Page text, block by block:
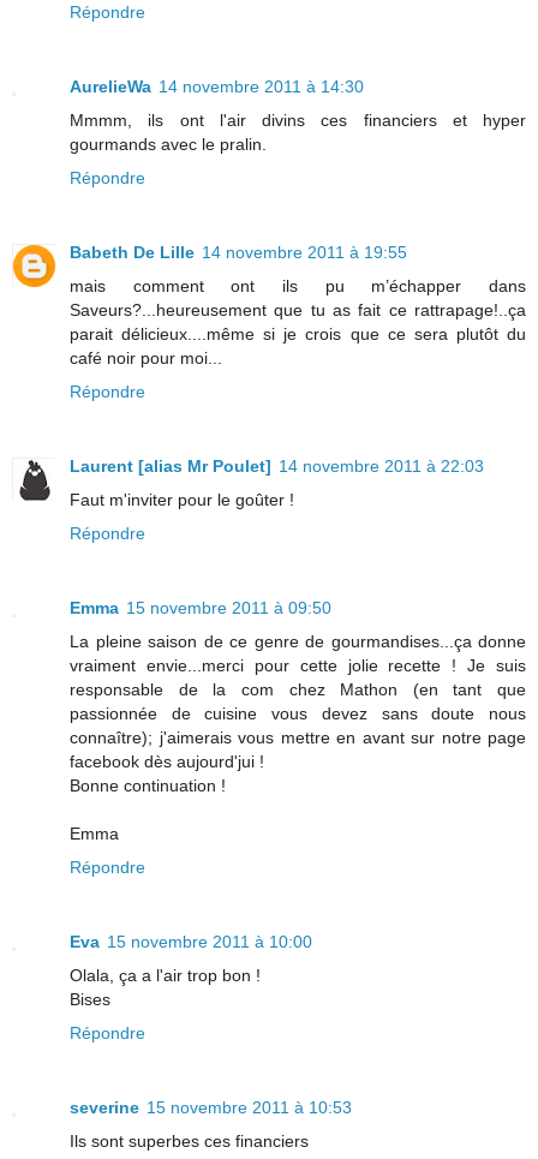
Répondre
AurelieWa 14 novembre 2011 à 14:30
Mmmm, ils ont l'air divins ces financiers et hyper
gourmands avec le pralin.
Répondre
Babeth De Lille 14 novembre 2011 à 19:55
mais comment ont ils pu m’échapper dans
Saveurs?...heureusement que tu as fait ce rattrapage!..ça
parait délicieux....même si je crois que ce sera plutôt du
café noir pour moi...
Répondre
Laurent [alias Mr Poulet] 14 novembre 2011 à 22:03
Faut m'inviter pour le goûter !
Répondre
Emma 15 novembre 2011 à 09:50
La pleine saison de ce genre de gourmandises...ça donne
vraiment envie...merci pour cette jolie recette ! Je suis
responsable de la com chez Mathon (en tant que
passionnée de cuisine vous devez sans doute nous
connaître); j'aimerais vous mettre en avant sur notre page
facebook dès aujourd'jui !
Bonne continuation !
Emma
Répondre
Eva 15 novembre 2011 à 10:00
Olala, ça a l'air trop bon !
Bises
Répondre
severine 15 novembre 2011 à 10:53
Ils sont superbes ces financiers